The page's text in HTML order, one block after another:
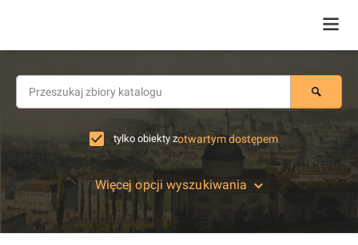
tylko obiekty zotwartym dostępem
Więcej opcji wyszukiwania